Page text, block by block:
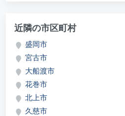
近隣の市区町村
盛岡市
宮古市
大船渡市
花巻市
北上市
久慈市